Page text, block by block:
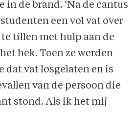
in de brand. ‘Na de cantus
een vol vat over
tillen met hulp aan de
hek. Toen ze werden
dat vat losgelaten en is
van de persoon die
stond. Als ik het mij